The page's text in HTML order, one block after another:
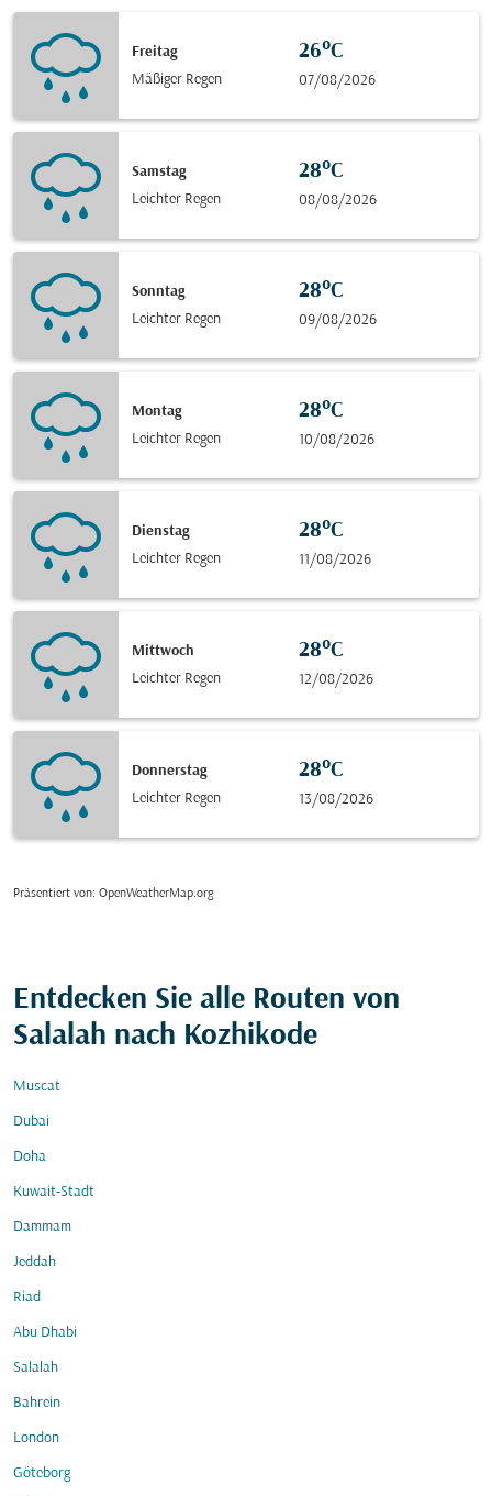
Freitag
Mäßiger Regen
26°C
07/08/2026
Samstag
Leichter Regen
28°C
08/08/2026
Sonntag
Leichter Regen
28°C
09/08/2026
Montag
Leichter Regen
28°C
10/08/2026
Dienstag
Leichter Regen
28°C
11/08/2026
Mittwoch
Leichter Regen
28°C
12/08/2026
Donnerstag
Leichter Regen
28°C
13/08/2026
Präsentiert von: OpenWeatherMap.org
Entdecken Sie alle Routen von
Salalah nach Kozhikode
Muscat
Dubai
Doha
Kuwait-Stadt
Dammam
Jeddah
Riad
Abu Dhabi
Salalah
Bahrein
London
Göteborg